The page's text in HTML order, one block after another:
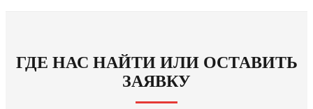
ГДЕ НАС НАЙТИ ИЛИ ОСТАВИТЬ
ЗАЯВКУ